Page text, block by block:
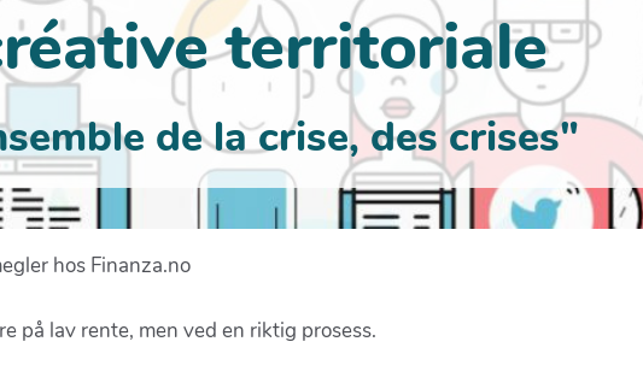
territoriale
de la crise, des crises"
hos Finanza.no
på lav rente, men ved en riktig prosess.